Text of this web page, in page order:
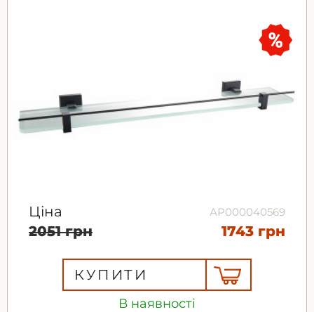
В наявності
Ціна АР000040569
2051 грн 1743 грн
КУПИТИ